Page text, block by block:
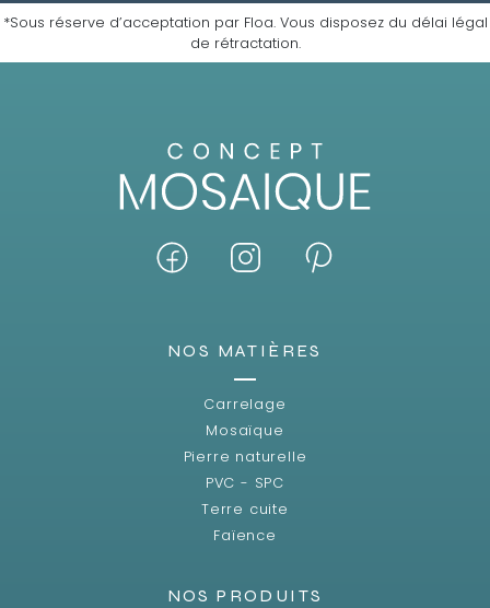
*Sous réserve d’acceptation par Floa. Vous disposez du délai légal
de rétractation.
NOS MATIÈRES
Carrelage
Mosaïque
Pierre naturelle
PVC - SPC
Terre cuite
Faïence
NOS PRODUITS